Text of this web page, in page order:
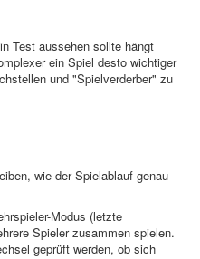
Test aussehen sollte hängt
ein Spiel desto wichtiger
und "Spielverderber" zu
wie der Spielablauf genau
Modus (letzte
Spieler zusammen spielen.
geprüft werden, ob sich